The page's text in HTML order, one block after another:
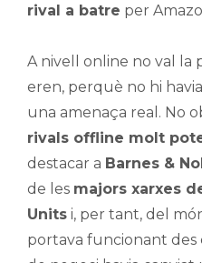
rival a batre per
A nivell online no val la
eren, perquè no hi
una amenaça real. No
rivals offline molt
destacar a Barnes &
de les majors xarxes
Units i, per tant, del
portava funcionant des